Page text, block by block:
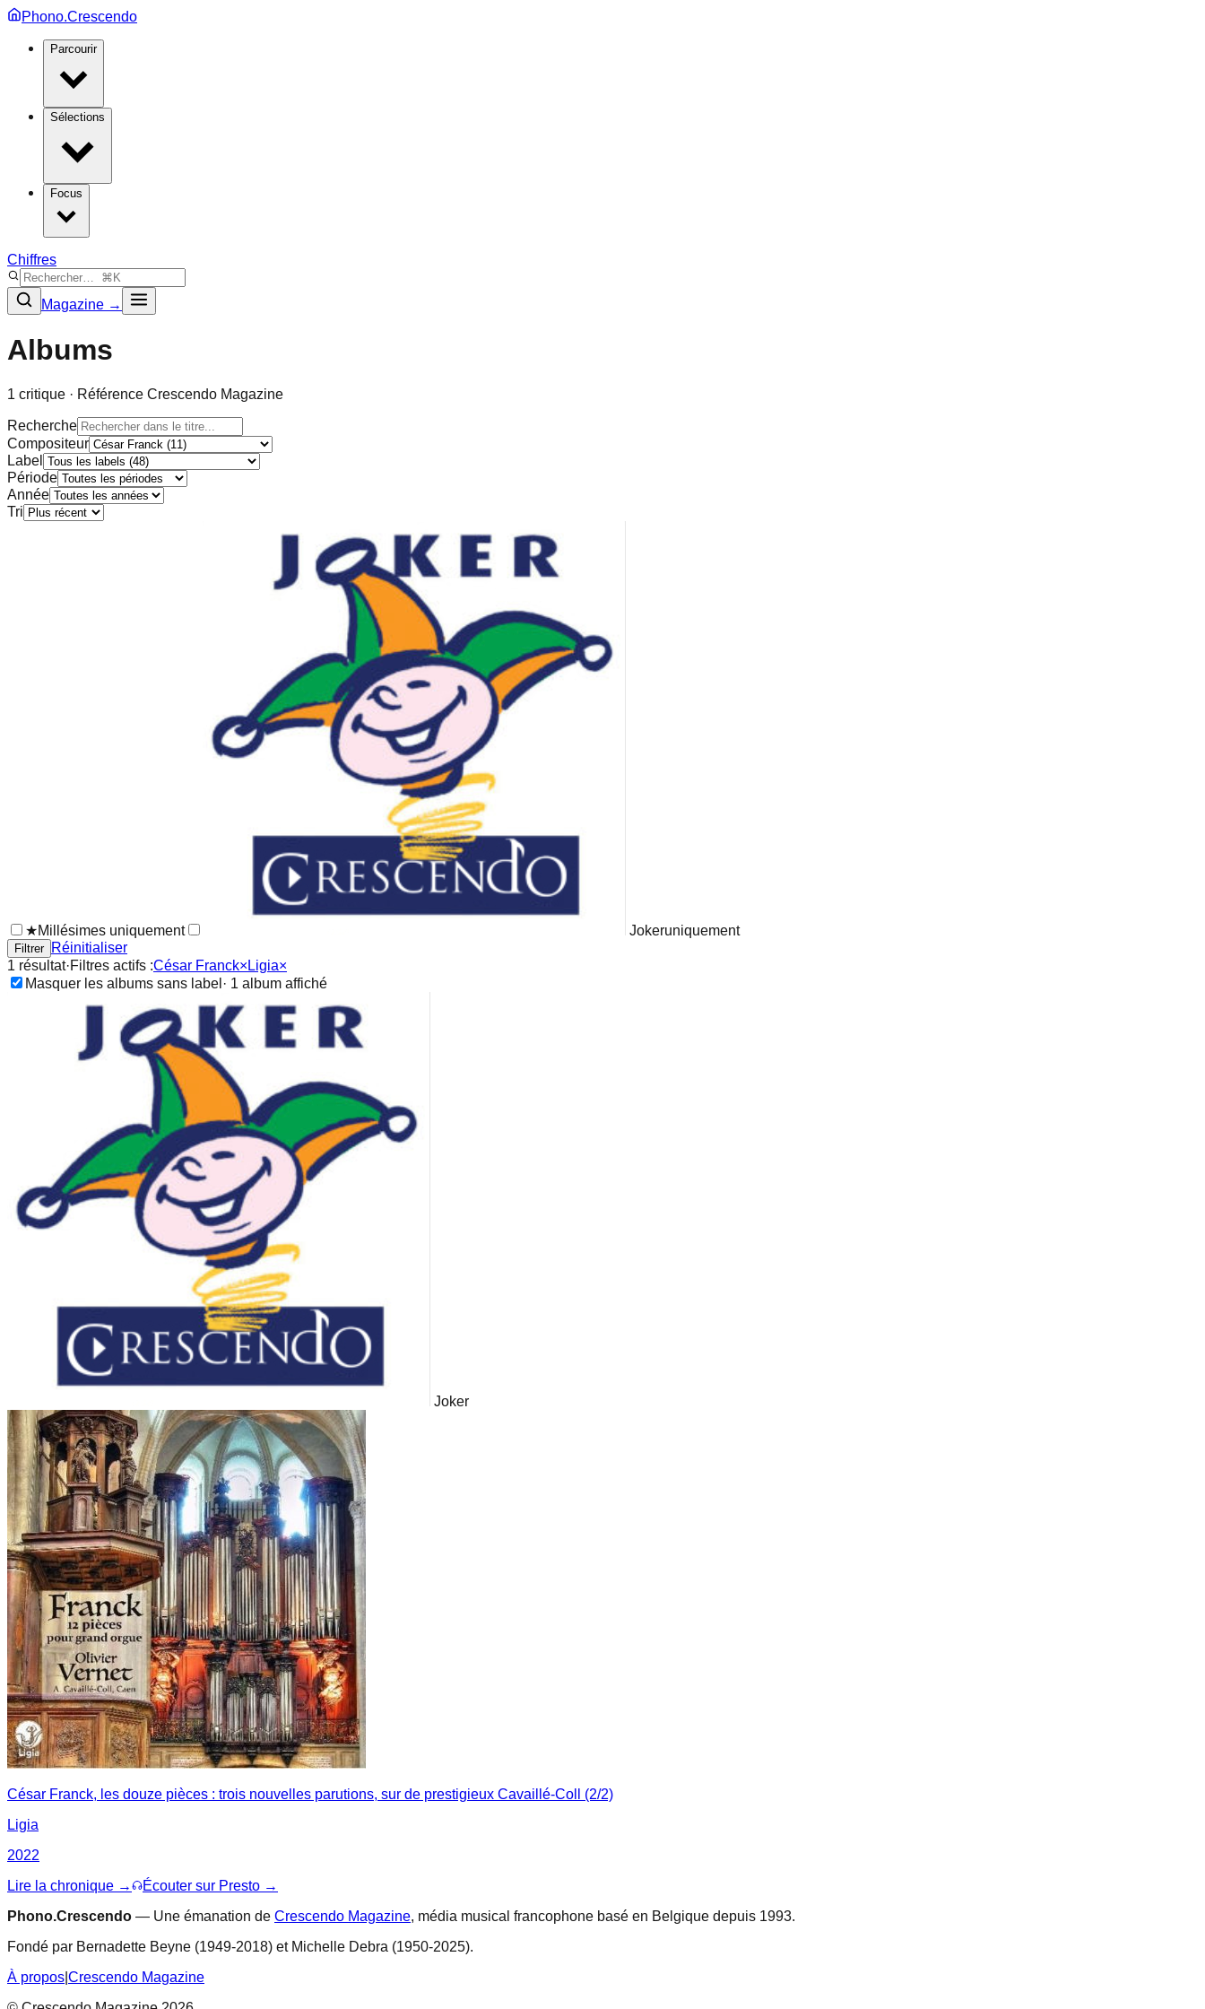
Phono.Crescendo
Parcourir
Sélections
Focus
Chiffres
Magazine →
Albums
1 critique · Référence Crescendo Magazine
Recherche
Compositeur
Label
Période
Année
Tri
★Millésimes uniquement Jokeruniquement
Filtrer
Réinitialiser
1 résultat·Filtres actifs :César Franck× Ligia×
Masquer les albums sans label · 1 album affiché
Joker
César Franck, les douze pièces : trois nouvelles parutions, sur de prestigieux Cavaillé-Coll (2/2)
Ligia
2022
Lire la chronique →
Écouter sur Presto →
Phono.Crescendo — Une émanation de Crescendo Magazine, média musical francophone basé en Belgique depuis 1993.
Fondé par Bernadette Beyne (1949-2018) et Michelle Debra (1950-2025).
À propos Crescendo Magazine